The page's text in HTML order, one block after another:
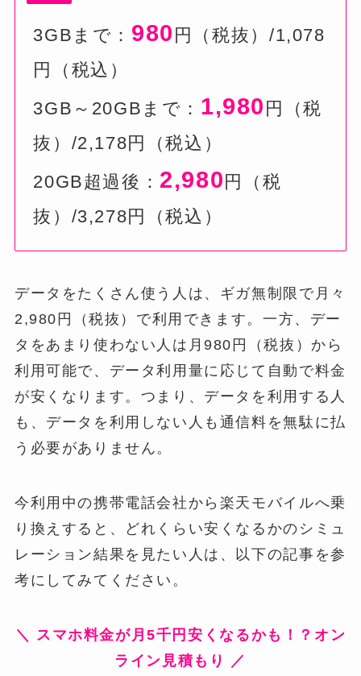
3GBまで： 980 円（税抜）/1,078
円（税込）
3GB～20GBまで： 1,980 円（税
抜）/2,178円（税込）
20GB超過後： 2,980 円（税
抜）/3,278円（税込）
データをたくさん使う人は、ギガ無制限で月々
2,980円（税抜）で利用できます。一方、デー
タをあまり使わない人は月980円（税抜）から
利用可能で、データ利用量に応じて自動で料金
が安くなります。つまり、データを利用する人
も、データを利用しない人も通信料を無駄に払
う必要がありません。
今利用中の携帯電話会社から楽天モバイルへ乗
り換えすると、どれくらい安くなるかのシミュ
レーション結果を見たい人は、以下の記事を参
考にしてみてください。
＼ スマホ料金が月5千円安くなるかも！？オン
ライン見積もり ／